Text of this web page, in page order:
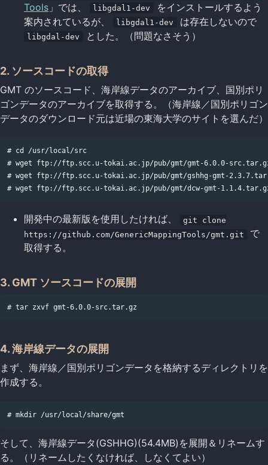
Tools 」では、 libgdal1-dev
をインストールするよう
案内されているが、
libgdal1-dev は存在しないので
libgdal-dev とした。（問題なさそう）
2. ソースコードの取得
GMT のソースコード、海岸線データのアーカイブ、国別ポリ
ゴンデータのアーカイブを取得する。（海岸線／国別ポリゴン
データのダウンロード元は近場の東海大学のサイトを選んだ）
# cd /usr/local/src
# wget ftp://ftp.scc.u-tokai.ac.jp/pub/gmt/gmt-6.0.0-
# wget ftp://ftp.scc.u-tokai.ac.jp/pub/gmt/gshhg-gmt-
開発中の最新版を使用したければ、
git clone
https://github.com/GenericMappingTools/gmt.git
で
取得する。
3. GMT ソースコードの展開
4. 海岸線データの展開
まず、海岸線／国別ポリゴンデータを格納するディレクトリを
作成する。
そして、海岸線データ(GSHHG)(54.4MB)を展開＆リネームす
る。（リネームしたくなければ、しなくてよい）